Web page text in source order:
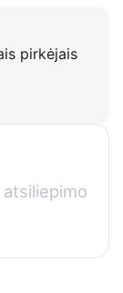
pirkėjais